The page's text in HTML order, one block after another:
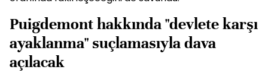
Puigdemont hakkında "devlete karşı
ayaklanma" suçlamasıyla dava
açılacak